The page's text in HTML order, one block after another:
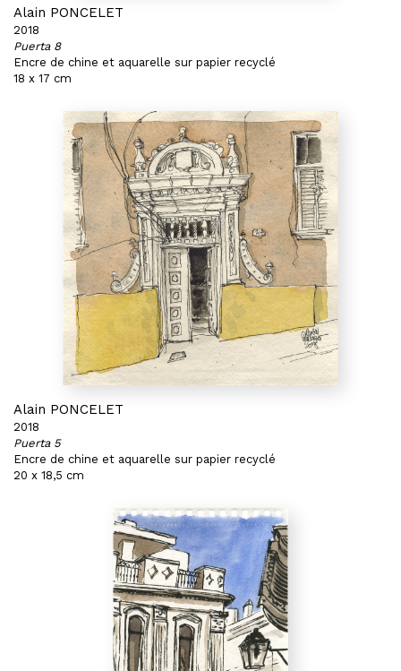
Alain PONCELET
2018
Puerta 8
Encre de chine et aquarelle sur papier recyclé
18 x 17 cm
Alain PONCELET
2018
Puerta 5
Encre de chine et aquarelle sur papier recyclé
20 x 18,5 cm